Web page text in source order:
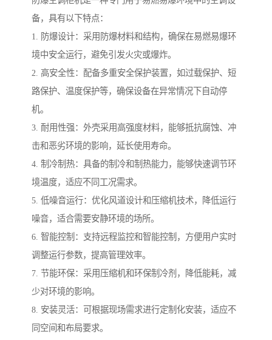
备，具有以下特点：
1. 防爆设计：采用防爆材料和结构，确保在易燃易爆环
境中安全运行，避免引发火灾或爆炸。
2. 高安全性：配备多重安全保护装置，如过载保护、短
路保护、温度保护等，确保设备在异常情况下自动停
机。
3. 耐用性强：外壳采用高强度材料，能够抵抗腐蚀、冲
击和恶劣环境的影响，延长使用寿命。
4. 制冷制热：具备的制冷和制热能力，能够快速调节环
境温度，适应不同工况需求。
5. 低噪音运行：优化风道设计和压缩机技术，降低运行
噪音，适合需要安静环境的场所。
6. 智能控制：支持远程监控和智能控制，方便用户实时
调整运行参数，提高管理效率。
7. 节能环保：采用压缩机和环保制冷剂，降低能耗，减
少对环境的影响。
8. 安装灵活：可根据现场需求进行定制化安装，适应不
同空间和布局要求。